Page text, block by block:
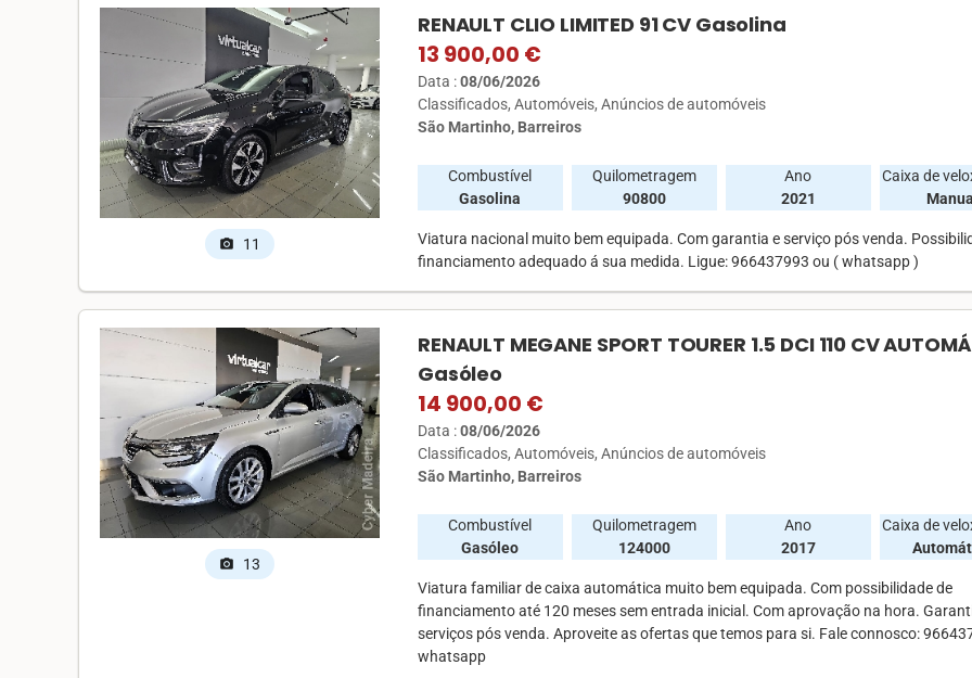
photo_camera 11
RENAULT CLIO LIMITED 91 CV Gasolina
13 900,00 €
Data :08/06/2026
Classificados Automóveis Anúncios de automóveis
São Martinho, Barreiros
Combustível
Gasolina
Quilometragem
90800
Ano
2021
Caixa de
Manual
Viatura nacional muito bem equipada. Com garantia e serviço pós venda.
financiamento adequado á sua medida. Ligue: 966437993 ou ( whatsapp )
photo_camera 13
RENAULT MEGANE SPORT TOURER 1.5 DCI 110 CV
Gasóleo
14 900,00 €
Data :08/06/2026
Classificados Automóveis Anúncios de automóveis
São Martinho, Barreiros
Combustível
Gasóleo
Quilometragem
124000
Ano
2017
Caixa de
Viatura familiar de caixa automática muito bem equipada. Com possibilidade de
financiamento até 120 meses sem entrada inicial. Com aprovação na hora.
serviços pós venda. Aproveite as ofertas que temos para si. Fale connosco:
whatsapp